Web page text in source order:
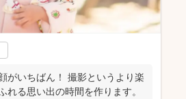
がいちばん！ 撮影というより楽
れる思い出の時間を作ります。